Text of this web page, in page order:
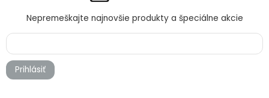
Nepremeškajte najnovšie produkty a špeciálne akcie
Prihlásiť